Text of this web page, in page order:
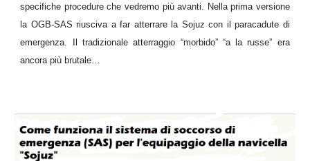
specifiche procedure che vedremo più avanti. Nella prima versione
la OGB-SAS riusciva a far atterrare la Sojuz con il paracadute di
emergenza. Il tradizionale atterraggio “morbido” “a la russe” era
ancora più brutale…